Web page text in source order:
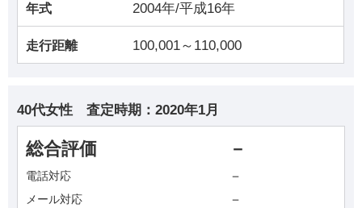
年式 2004年/平成16年
走行距離 100,001～110,000
40代女性 査定時期： 2020年1月
総合評価 －
電話対応 －
メール対応 －